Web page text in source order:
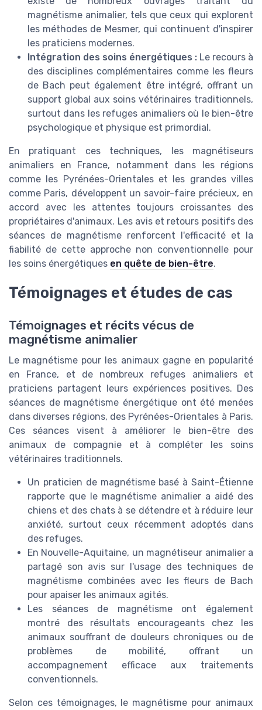
magnétisme animalier, tels que ceux qui explorent
les méthodes de Mesmer, qui continuent d'inspirer
les praticiens modernes.
Intégration des soins énergétiques : Le recours à
des disciplines complémentaires comme les fleurs
de Bach peut également être intégré, offrant un
support global aux soins vétérinaires traditionnels,
surtout dans les refuges animaliers où le bien-être
psychologique et physique est primordial.
En pratiquant ces techniques, les magnétiseurs
animaliers en France, notamment dans les régions
comme les Pyrénées-Orientales et les grandes villes
comme Paris, développent un savoir-faire précieux, en
accord avec les attentes toujours croissantes des
propriétaires d'animaux. Les avis et retours positifs des
séances de magnétisme renforcent l'efficacité et la
fiabilité de cette approche non conventionnelle pour
les soins énergétiques en quête de bien-être.
Témoignages et études de cas
Témoignages et récits vécus de
magnétisme animalier
Le magnétisme pour les animaux gagne en popularité
en France, et de nombreux refuges animaliers et
praticiens partagent leurs expériences positives. Des
séances de magnétisme énergétique ont été menées
dans diverses régions, des Pyrénées-Orientales à Paris.
Ces séances visent à améliorer le bien-être des
animaux de compagnie et à compléter les soins
vétérinaires traditionnels.
Un praticien de magnétisme basé à Saint-Étienne
rapporte que le magnétisme animalier a aidé des
chiens et des chats à se détendre et à réduire leur
anxiété, surtout ceux récemment adoptés dans
des refuges.
En Nouvelle-Aquitaine, un magnétiseur animalier a
partagé son avis sur l'usage des techniques de
magnétisme combinées avec les fleurs de Bach
pour apaiser les animaux agités.
Les séances de magnétisme ont également
montré des résultats encourageants chez les
animaux souffrant de douleurs chroniques ou de
problèmes de mobilité, offrant un
accompagnement efficace aux traitements
conventionnels.
Selon ces témoignages, le magnétisme pour animaux